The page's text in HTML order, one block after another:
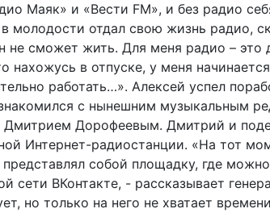
Маяк» и «Вести FM», и без радио
молодости отдал свою жизнь радио,
не сможет жить. Для меня радио – это
нахожусь в отпуске, у меня
работать…». Алексей успел
с нынешним музыкальным
Дмитрием Дорофеевым. Дмитрий и
Интернет-радиостанции. «На тот
собой площадку, где
сети ВКонтакте, - рассказывает
но только на него не хватает